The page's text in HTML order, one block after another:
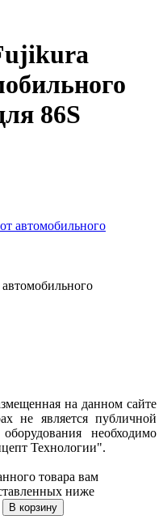
86S
на данном сайте
не является публичной
необходимо
Технологии".
товара вам
ниже
В корзину